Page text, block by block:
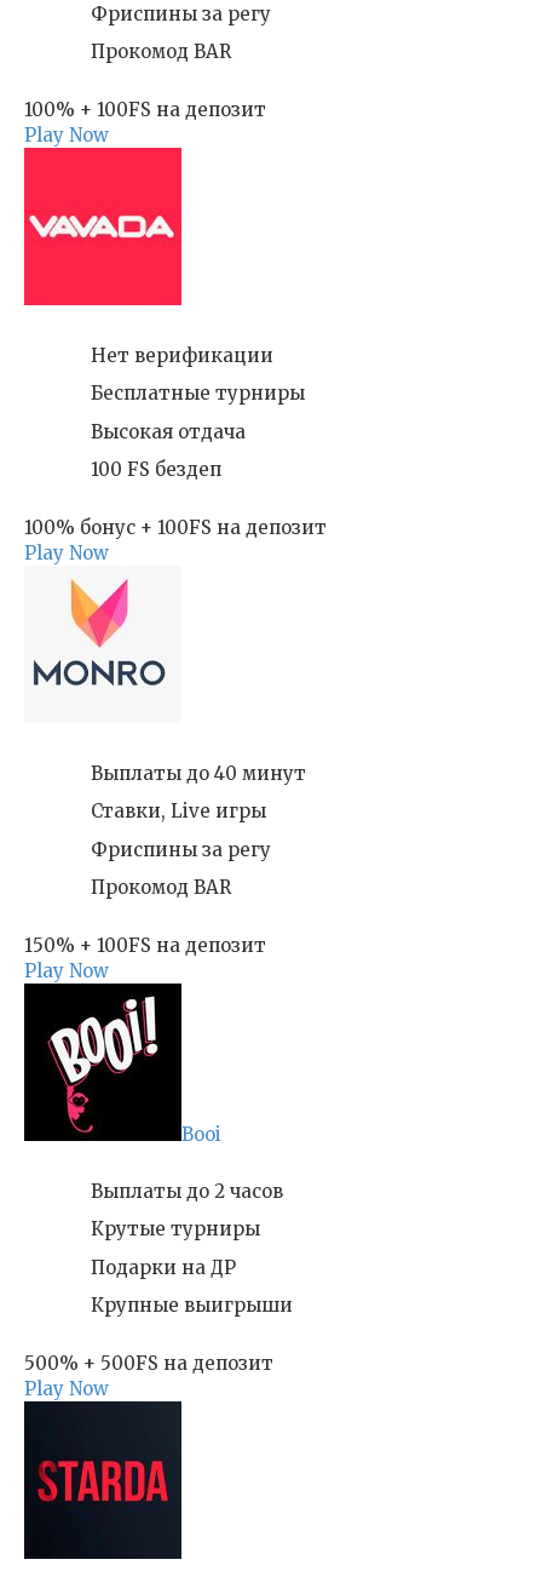
Фриспины за регу
Прокомод BAR
100% + 100FS на депозит
Play Now
Нет верификации
Бесплатные турниры
Высокая отдача
100 FS бездеп
100% бонус + 100FS на депозит
Play Now
Выплаты до 40 минут
Ставки, Live игры
Фриспины за регу
Прокомод BAR
150% + 100FS на депозит
Play Now
Booi
Выплаты до 2 часов
Крутые турниры
Подарки на ДР
Крупные выигрыши
500% + 500FS на депозит
Play Now